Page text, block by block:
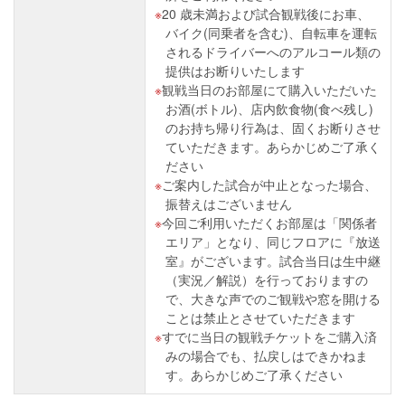
20 歳未満および試合観戦後にお車、
バイク(同乗者を含む)、自転車を運転
されるドライバーへのアルコール類の
提供はお断りいたします
観戦当日のお部屋にて購入いただいた
お酒(ボトル)、店内飲食物(食べ残し)
のお持ち帰り行為は、固くお断りさせ
ていただきます。あらかじめご了承く
ださい
ご案内した試合が中止となった場合、
振替えはございません
今回ご利用いただくお部屋は「関係者
エリア」となり、同じフロアに『放送
室』がございます。試合当日は生中継
（実況／解説）を行っておりますの
で、大きな声でのご観戦や窓を開ける
ことは禁止とさせていただきます
すでに当日の観戦チケットをご購入済
みの場合でも、払戻しはできかねま
す。あらかじめご了承ください